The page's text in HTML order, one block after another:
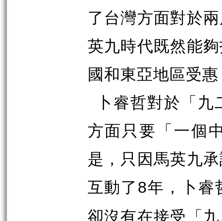
了台灣方面對於
英九時代既然能
國和東亞地區受
卜睿哲對於「
方面只要「一個
是，只因馬英九
互動了 8年，卜睿
卻沒有在接受「